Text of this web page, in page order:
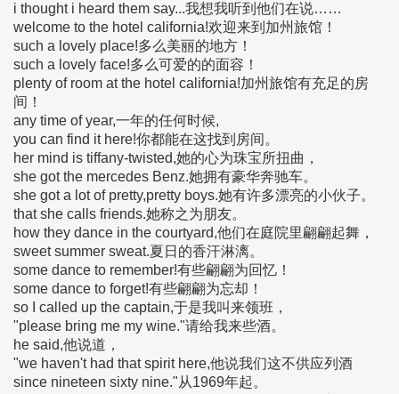
i thought i heard them say...我想我听到他们在说……
welcome to the hotel california!欢迎来到加州旅馆！
such a lovely place!多么美丽的地方！
such a lovely face!多么可爱的的面容！
plenty of room at the hotel california!加州旅馆有充足的房
间！
any time of year,一年的任何时候,
you can find it here!你都能在这找到房间。
her mind is tiffany-twisted,她的心为珠宝所扭曲，
she got the mercedes Benz.她拥有豪华奔驰车。
she got a lot of pretty,pretty boys.她有许多漂亮的小伙子。
that she calls friends.她称之为朋友。
how they dance in the courtyard,他们在庭院里翩翩起舞，
sweet summer sweat.夏日的香汗淋漓。
some dance to remember!有些翩翩为回忆！
some dance to forget!有些翩翩为忘却！
so I called up the captain,于是我叫来领班，
"please bring me my wine."请给我来些酒。
he said,他说道，
"we haven't had that spirit here,他说我们这不供应列酒
since nineteen sixty nine."从1969年起。